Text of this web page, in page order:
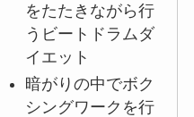
をたたきながら行
うビートドラムダ
イエット
暗がりの中でボク
シングワークを行